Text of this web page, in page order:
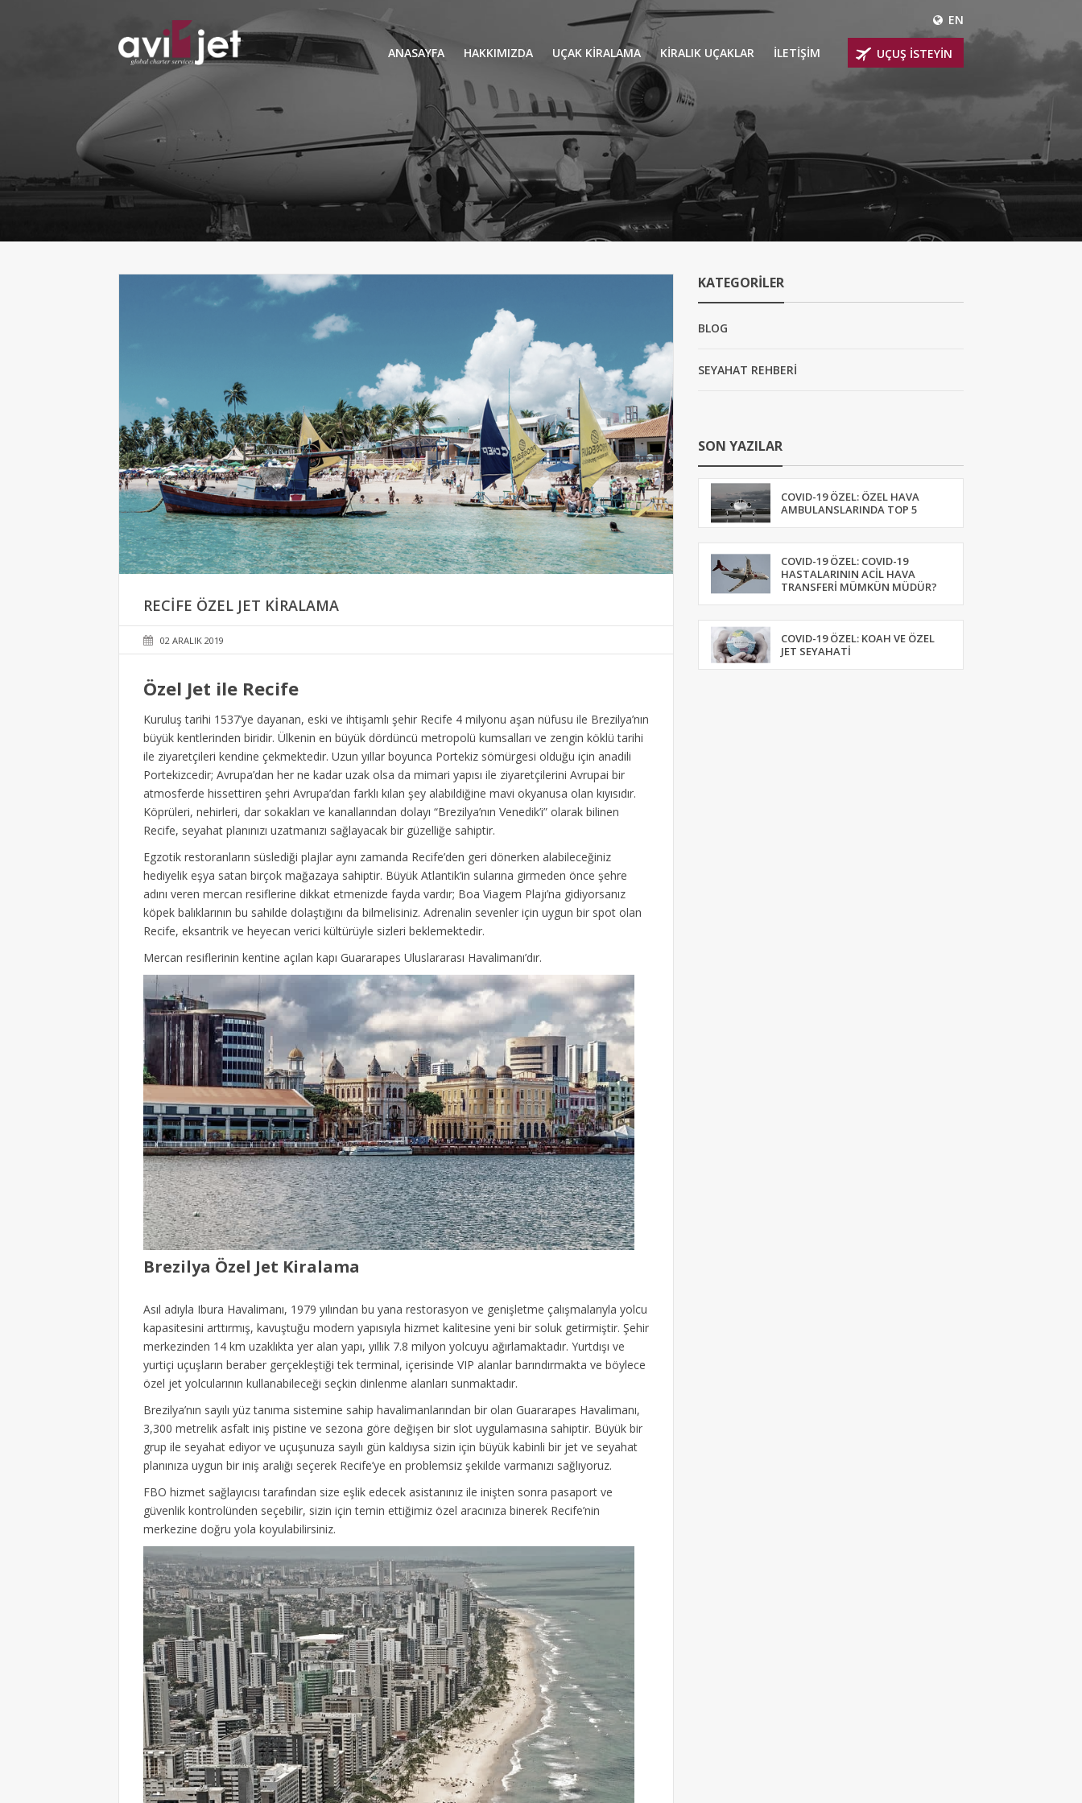
EN
ANASAYFA HAKKIMIZDA UÇAK KİRALAMA
UÇAK KIRALAMA
İŞ GEZİLERİ TATİL
HAVA AMBULANSI
AVİONE JET CARD
KIRALIK UÇAKLAR
VIP YOLCU UÇAKLARI
HELİKOPTER
PERVANELİ KİRALIK UÇAKLAR
KÜÇÜK KABİNLİ UÇAKLAR
ORTA KABİNLİ UÇAKLAR
GENİŞ KABİNLİ UÇAKLAR
YOLCU UÇAKLARI
İLETİŞİM UÇUŞ İSTEYİN
RECIFE ÖZEL JET KIRALAMA
02 ARALIK 2019
Özel Jet ile Recife
Kuruluş tarihi 1537’ye dayanan, eski ve ihtişamlı şehir Recife 4 milyonu aşan nüfusu ile Brezilya’nın
büyük kentlerinden biridir. Ülkenin en büyük dördüncü metropolü kumsalları ve zengin köklü tarihi
ile ziyaretçileri kendine çekmektedir. Uzun yıllar boyunca Portekiz sömürgesi olduğu için anadili
Portekizcedir; Avrupa’dan her ne kadar uzak olsa da mimari yapısı ile ziyaretçilerini Avrupai bir
atmosferde hissettiren şehri Avrupa’dan farklı kılan şey alabildiğine mavi okyanusa olan kıyısıdır.
Köprüleri, nehirleri, dar sokakları ve kanallarından dolayı “Brezilya’nın Venedik’i” olarak bilinen
Recife, seyahat planınızı uzatmanızı sağlayacak bir güzelliğe sahiptir.
Egzotik restoranların süslediği plajlar aynı zamanda Recife’den geri dönerken alabileceğiniz
hediyelik eşya satan birçok mağazaya sahiptir. Büyük Atlantik’in sularına girmeden önce şehre
adını veren mercan resiflerine dikkat etmenizde fayda vardır; Boa Viagem Plajı’na gidiyorsanız
köpek balıklarının bu sahilde dolaştığını da bilmelisiniz. Adrenalin sevenler için uygun bir spot olan
Recife, eksantrik ve heyecan verici kültürüyle sizleri beklemektedir.
Mercan resiflerinin kentine açılan kapı Guararapes Uluslararası Havalimanı’dır.
Brezilya Özel Jet Kiralama
Asıl adıyla Ibura Havalimanı, 1979 yılından bu yana restorasyon ve genişletme çalışmalarıyla yolcu
kapasitesini arttırmış, kavuştuğu modern yapısıyla hizmet kalitesine yeni bir soluk getirmiştir. Şehir
merkezinden 14 km uzaklıkta yer alan yapı, yıllık 7.8 milyon yolcuyu ağırlamaktadır. Yurtdışı ve
yurtiçi uçuşların beraber gerçekleştiği tek terminal, içerisinde VIP alanlar barındırmakta ve böylece
özel jet yolcularının kullanabileceği seçkin dinlenme alanları sunmaktadır.
Brezilya’nın sayılı yüz tanıma sistemine sahip havalimanlarından bir olan Guararapes Havalimanı,
3,300 metrelik asfalt iniş pistine ve sezona göre değişen bir slot uygulamasına sahiptir. Büyük bir
grup ile seyahat ediyor ve uçuşunuza sayılı gün kaldıysa sizin için büyük kabinli bir jet ve seyahat
planınıza uygun bir iniş aralığı seçerek Recife’ye en problemsiz şekilde varmanızı sağlıyoruz.
FBO hizmet sağlayıcısı tarafından size eşlik edecek asistanınız ile inişten sonra pasaport ve
güvenlik kontrolünden seçebilir, sizin için temin ettiğimiz özel aracınıza binerek Recife’nin
merkezine doğru yola koyulabilirsiniz.
KATEGORILER
BLOG
SEYAHAT REHBERİ
SON YAZILAR
COVID-19 ÖZEL: ÖZEL HAVA
AMBULANSLARINDA TOP 5
COVID-19 ÖZEL: COVID-19
HASTALARININ ACIL HAVA
TRANSFERI MÜMKÜN MÜDÜR?
COVID-19 ÖZEL: KOAH VE ÖZEL
JET SEYAHATI